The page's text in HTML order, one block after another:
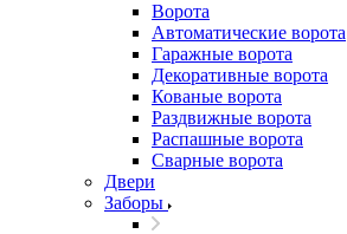
Ворота
Автоматические ворота
Гаражные ворота
Декоративные ворота
Кованые ворота
Раздвижные ворота
Распашные ворота
Сварные ворота
Двери
Заборы